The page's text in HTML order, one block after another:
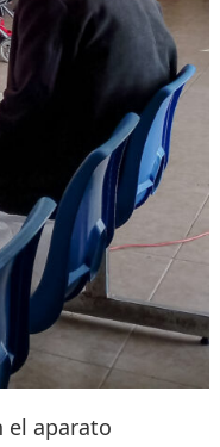
el aparato